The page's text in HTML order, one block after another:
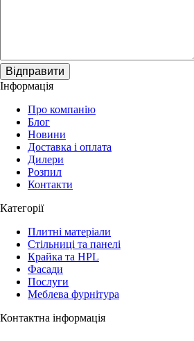
Відправити
Інформація
Про компанію
Блог
Новини
Доставка і оплата
Дилери
Розпил
Контакти
Категорії
Плитні матеріали
Стільниці та панелі
Крайка та HPL
Фасади
Послуги
Меблева фурнітура
Контактна інформація